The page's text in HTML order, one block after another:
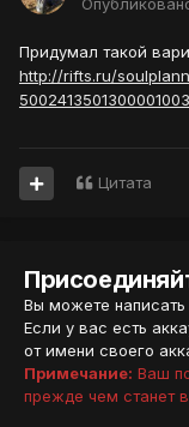
Придумал такой
http://rifts.ru/
Цитата
Вы можете написать
Если у вас есть
от имени своего
Примечание: Ваш
прежде чем станет